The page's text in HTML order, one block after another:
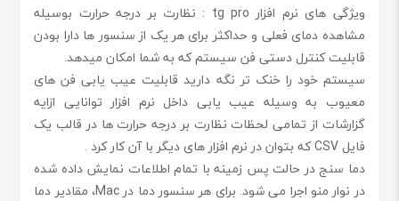
ویژگی های نرم افزار tg pro : نظارت بر درجه حرارت بوسیله
مشاهده دمای فعلی و حداکثر برای هر یک از سنسور ها دارا بودن
قابلیت کنترل دستی فن سیستم که به شما امکان میدهد.
سیستم خود را خنک تر نگه دارید قابلیت عیب یابی فن های
معیوب به وسیله عیب یابی داخل نرم افزار توانایی ازایه
گزارشات از تمامی لحظات نظارت بر درجه حرارت ها در قالب یک
فایل CSV که بتوان در نرم افزار های دیگر با آن کار کرد .
دما سنج در حالت پس زمینه با تمام اطلاعات نمایش داده شده
در نوار منو اجرا می شود. برای هر سنسور دما در Mac، مقادیر دما